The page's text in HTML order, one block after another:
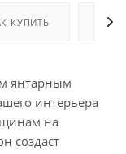
КУПИТЬ
янтарным
интерьера
на
создаст